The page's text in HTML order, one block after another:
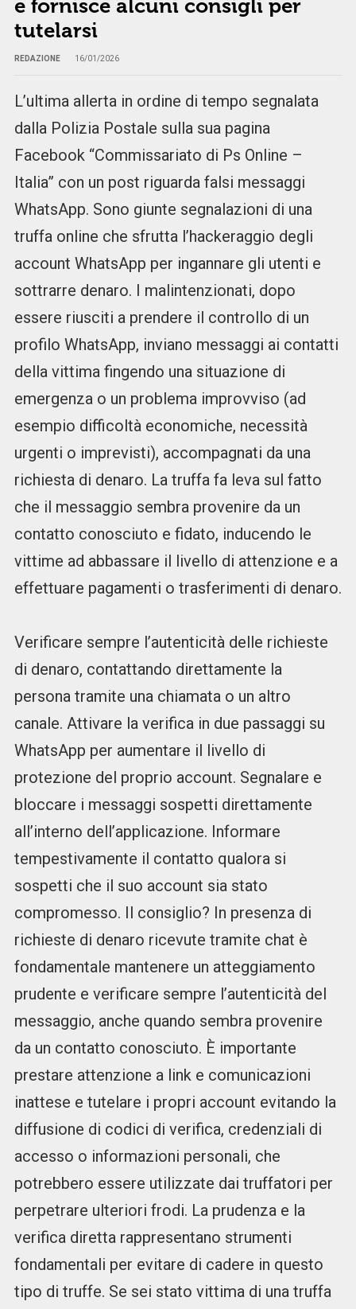
e fornisce alcuni consigli per
tutelarsi
REDAZIONE 16/01/2026
L’ultima allerta in ordine di tempo segnalata
dalla Polizia Postale sulla sua pagina
Facebook “Commissariato di Ps Online –
Italia” con un post riguarda falsi messaggi
WhatsApp. Sono giunte segnalazioni di una
truffa online che sfrutta l’hackeraggio degli
account WhatsApp per ingannare gli utenti e
sottrarre denaro. I malintenzionati, dopo
essere riusciti a prendere il controllo di un
profilo WhatsApp, inviano messaggi ai contatti
della vittima fingendo una situazione di
emergenza o un problema improvviso (ad
esempio difficoltà economiche, necessità
urgenti o imprevisti), accompagnati da una
richiesta di denaro. La truffa fa leva sul fatto
che il messaggio sembra provenire da un
contatto conosciuto e fidato, inducendo le
vittime ad abbassare il livello di attenzione e a
effettuare pagamenti o trasferimenti di denaro.
Verificare sempre l’autenticità delle richieste
di denaro, contattando direttamente la
persona tramite una chiamata o un altro
canale. Attivare la verifica in due passaggi su
WhatsApp per aumentare il livello di
protezione del proprio account. Segnalare e
bloccare i messaggi sospetti direttamente
all’interno dell’applicazione. Informare
tempestivamente il contatto qualora si
sospetti che il suo account sia stato
compromesso. Il consiglio? In presenza di
richieste di denaro ricevute tramite chat è
fondamentale mantenere un atteggiamento
prudente e verificare sempre l’autenticità del
messaggio, anche quando sembra provenire
da un contatto conosciuto. È importante
prestare attenzione a link e comunicazioni
inattese e tutelare i propri account evitando la
diffusione di codici di verifica, credenziali di
accesso o informazioni personali, che
potrebbero essere utilizzate dai truffatori per
perpetrare ulteriori frodi. La prudenza e la
verifica diretta rappresentano strumenti
fondamentali per evitare di cadere in questo
tipo di truffe. Se sei stato vittima di una truffa